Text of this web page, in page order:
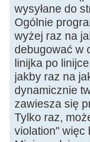
wysyłane do
Ogólnie
wyżej raz na
debugować w
linijka po
jakby raz na
dynamicznie
zawiesza się
Tylko raz,
violation" więc